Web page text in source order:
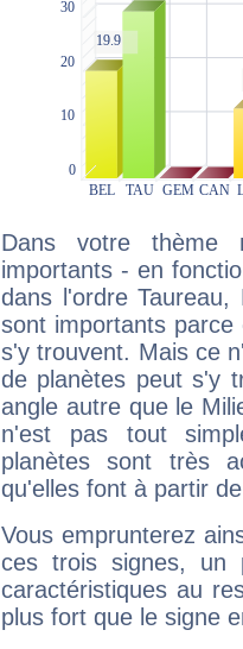
Dans votre thème
importants - en
dans l'ordre
sont importants parce
s'y trouvent. Mais ce
de planètes peut s'y
angle autre que le
n'est pas tout
planètes sont très
qu'elles font à partir
Vous emprunterez
ces trois signes, un
caractéristiques au
plus fort que le signe